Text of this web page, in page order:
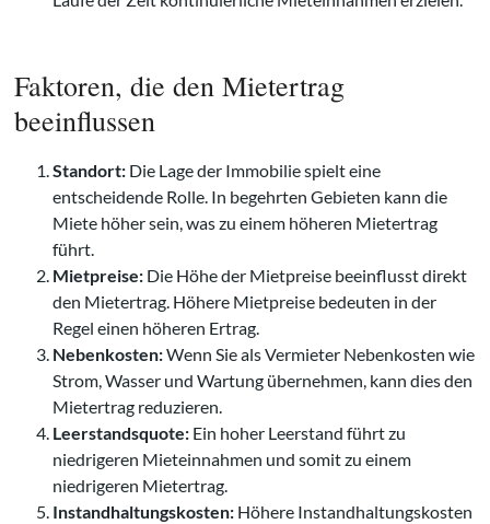
Faktoren, die den Mietertrag
beeinflussen
Standort: Die Lage der Immobilie spielt eine
entscheidende Rolle. In begehrten Gebieten kann die
Miete höher sein, was zu einem höheren Mietertrag
führt.
Mietpreise: Die Höhe der Mietpreise beeinflusst direkt
den Mietertrag. Höhere Mietpreise bedeuten in der
Regel einen höheren Ertrag.
Nebenkosten:Wenn Sie als Vermieter Nebenkosten wie
Strom, Wasser und Wartung übernehmen, kann dies den
Mietertrag reduzieren.
Leerstandsquote: Ein hoher Leerstand führt zu
niedrigeren Mieteinnahmen und somit zu einem
niedrigeren Mietertrag.
Instandhaltungskosten: Höhere Instandhaltungskosten